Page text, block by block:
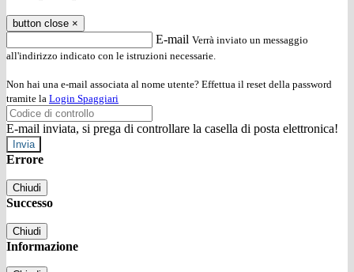
button close ×
E-mail Verrà inviato un messaggio
all'indirizzo indicato con le istruzioni necessarie.
Non hai una e-mail associata al nome utente? Effettua il reset della password
tramite la Login Spaggiari
E-mail inviata, si prega di controllare la casella di posta elettronica!
Errore
Chiudi
Successo
Chiudi
Informazione